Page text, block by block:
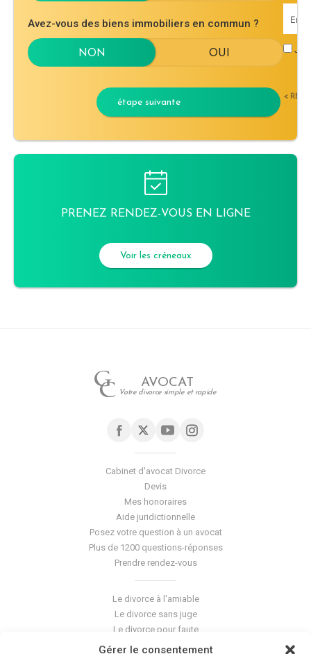
Gérer le consentement
Avez-vous des biens immobiliers en commun ?
étape suivante <
PRENEZ RENDEZ-VOUS EN LIGNE
Voir les créneaux
AVOCAT
Votre divorce simple et rapide
Cabinet d'avocat Divorce
Devis
Mes honoraires
Aide juridictionnelle
Posez votre question à un avocat
Plus de 1200 questions-réponses
Prendre rendez-vous
Le divorce à l'amiable
Le divorce sans juge
Le divorce pour faute
Le divorce accepté